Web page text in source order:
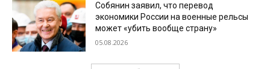
Собянин заявил, что перевод
экономики России на военные рельсы
может «убить вообще страну»
05.08.2026